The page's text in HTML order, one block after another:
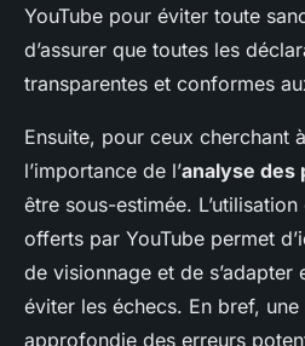
YouTube pour éviter toute
d’assurer que toutes les
transparentes et conformes
Ensuite, pour ceux cherchant
l’importance de l’analyse des
être sous-estimée.
offerts par YouTube permet
de visionnage et de s’adapter
éviter les échecs. En bref,
approfondie des erreurs